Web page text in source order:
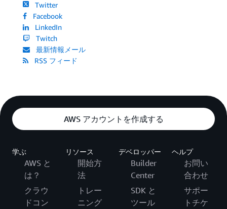
Twitter
Facebook
LinkedIn
Twitch
最新情報メール
RSS フィード
AWS アカウントを作成する
学ぶ
AWS と
は？
クラウ
ドコン
リソース
開始方
法
トレー
ニング
デベロッパー
Builder
Center
SDK と
ツール
ヘルプ
お問い
合わせ
サポー
トチケ